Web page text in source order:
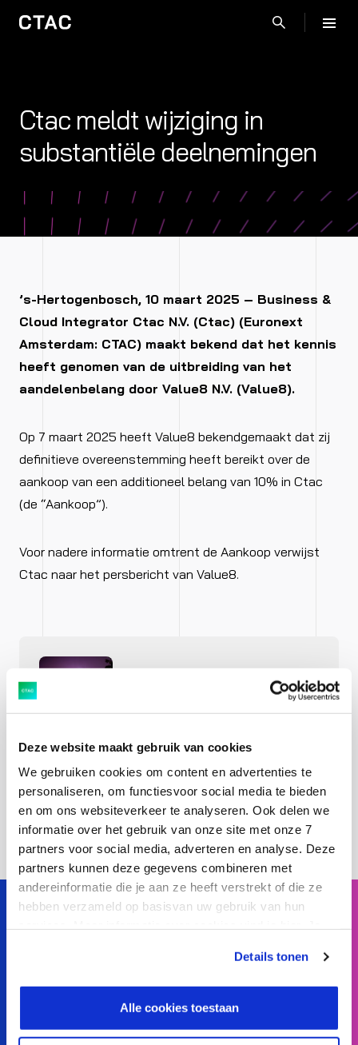
Deze website maakt gebruik van cookies
We gebruiken cookies om content en advertenties te
personaliseren, om functiesvoor social media te bieden
en om ons websiteverkeer te analyseren. Ook delen we
informatie over het gebruik van onze site met onze 7
partners voor social media, adverteren en analyse. Deze
partners kunnen deze gegevens combineren met
andereinformatie die je aan ze heeft verstrekt of die ze
hebben verzameld op basisvan uw gebruik van hun
aanpassen via de CO-knop linksonder. Lees meer over
hoe wij jouw gegevensverwerken in onze privacy- en
Details tonen
Alle cookies toestaan
Ctac meldt wijziging in
substantiële deelnemingen
’s-Hertogenbosch, 10 maart 2025 – Business &
Cloud Integrator Ctac N.V. (Ctac) (Euronext
Amsterdam: CTAC) maakt bekend dat het kennis
heeft genomen van de uitbreiding van het
aandelenbelang door Value8 N.V. (Value8).
Op 7 maart 2025 heeft Value8 bekendgemaakt dat zij
definitieve overeenstemming heeft bereikt over de
aankoop van een additioneel belang van 10% in Ctac
(de “Aankoop”).
Voor nadere informatie omtrent de Aankoop verwijst
Ctac naar het persbericht van Value8.
Download pdf
Meubelfabriek De Toekomst legt fundament voor
Lees meer
Waarom business- IT alignment belangrijker is